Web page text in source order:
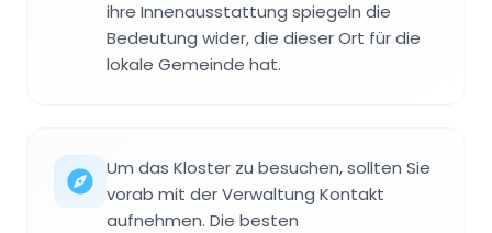
ihre Innenausstattung spiegeln die
Bedeutung wider, die dieser Ort für die
lokale Gemeinde hat.
Um das Kloster zu besuchen, sollten Sie
vorab mit der Verwaltung Kontakt
aufnehmen. Die besten